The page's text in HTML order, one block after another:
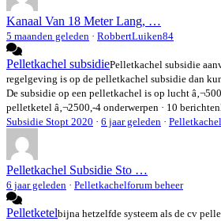
Kanaal Van 18 Meter Lang, …
5 maanden geleden · RobbertLuiken84
Pelletkachel subsidiePelletkachel subsidie
regelgeving is op de pelletkachel subsidie dan
De subsidie op een pelletkachel is op lucht
pelletketel â‚¬2500,-4 onderwerpen · 10 berichten
Subsidie Stopt 2020 · 6 jaar geleden ·
Pelletkachel Subsidie Sto …
6 jaar geleden · Pelletkachelforum beheer
Pelletketelbijna hetzelfde systeem als de cv